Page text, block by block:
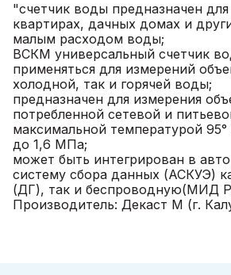
"счетчик воды предназначен
квартирах, дачных домах и
малым расходом воды;
ВСКМ универсальный счетчик
применяться для измерений
холодной, так и горячей воды;
предназначен для измерения
потребленной сетевой и
максимальной температурой
до 1,6 МПа;
может быть интегрирован в
систему сбора данных (АСКУЭ)
(ДГ), так и беспроводную(МИД
Производитель: Декаст М (г.